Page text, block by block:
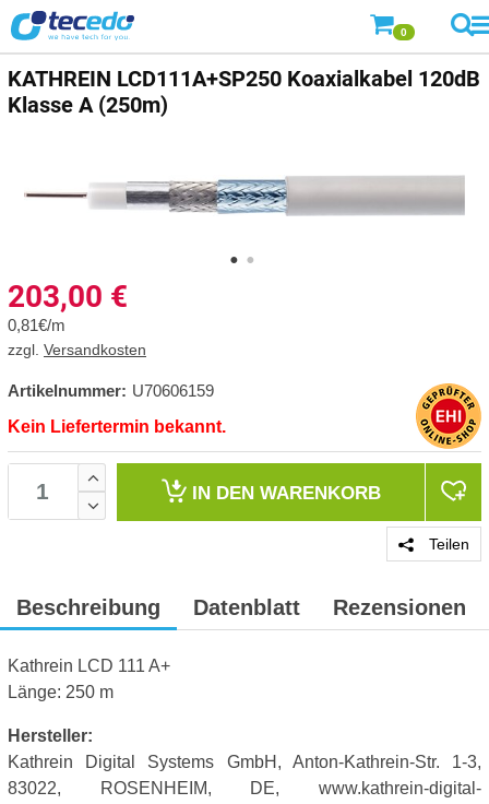
0
KATHREIN LCD111A+SP250 Koaxialkabel 120dB
Klasse A (250m)
203,00 €
0,81€/m
zzgl. Versandkosten
Artikelnummer: U70606159
Kein Liefertermin bekannt.
IN DEN WARENKORB
Teilen
Beschreibung Datenblatt Rezensionen
Kathrein LCD 111 A+
Länge: 250 m
Hersteller:
Kathrein Digital Systems GmbH, Anton-Kathrein-Str. 1-3,
83022, ROSENHEIM, DE, www.kathrein-digital-